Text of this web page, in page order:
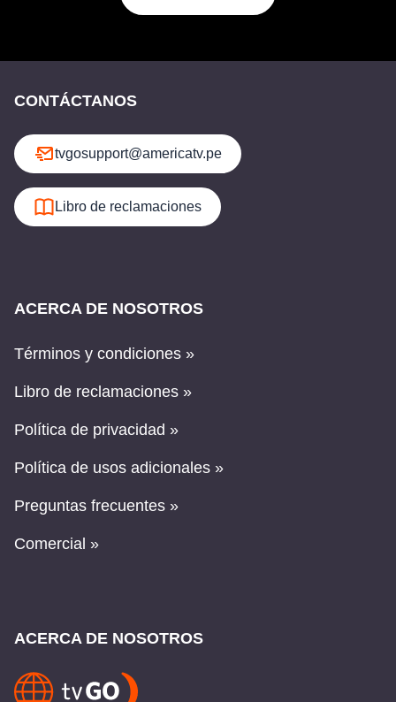
CONTÁCTANOS
tvgosupport@americatv.pe
Libro de reclamaciones
ACERCA DE NOSOTROS
Términos y condiciones »
Libro de reclamaciones »
Política de privacidad »
Política de usos adicionales »
Preguntas frecuentes »
Comercial »
ACERCA DE NOSOTROS